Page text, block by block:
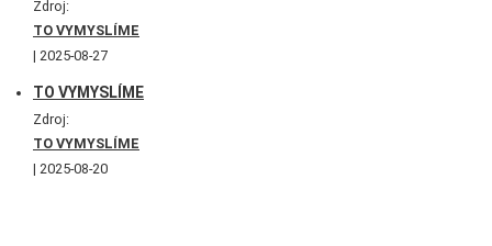
Zdroj:
TO VYMYSLÍME
2025-08-27
TO VYMYSLÍME
Zdroj:
TO VYMYSLÍME
2025-08-20